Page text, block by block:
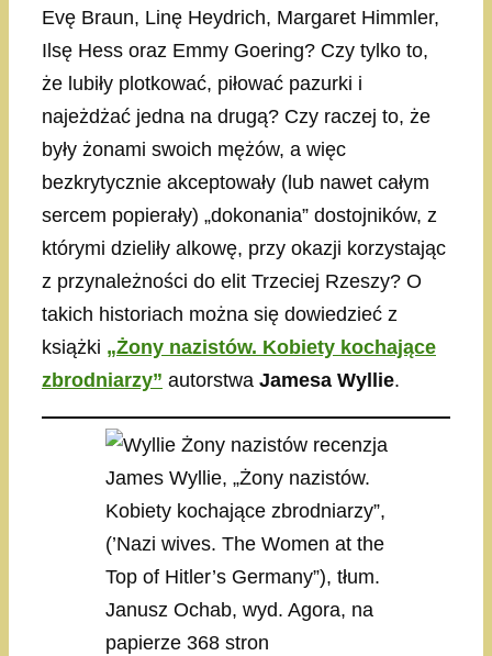
Evę Braun, Linę Heydrich, Margaret Himmler,
Ilsę Hess oraz Emmy Goering? Czy tylko to,
że lubiły plotkować, piłować pazurki i
najeżdżać jedna na drugą? Czy raczej to, że
były żonami swoich mężów, a więc
bezkrytycznie akceptowały (lub nawet całym
sercem popierały) „dokonania” dostojników, z
którymi dzieliły alkowę, przy okazji korzystając
z przynależności do elit Trzeciej Rzeszy? O
takich historiach można się dowiedzieć z
książki „Żony nazistów. Kobiety kochające
zbrodniarzy” autorstwa Jamesa Wyllie.
James Wyllie, „Żony nazistów.
Kobiety kochające zbrodniarzy”,
(’Nazi wives. The Women at the
Top of Hitler’s Germany”), tłum.
Janusz Ochab, wyd. Agora, na
papierze 368 stron